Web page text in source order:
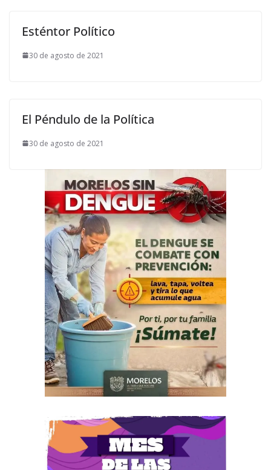
Esténtor Político
30 de agosto de 2021
El Péndulo de la Política
30 de agosto de 2021